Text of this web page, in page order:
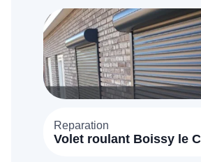
Reparation
Volet roulant Boissy le